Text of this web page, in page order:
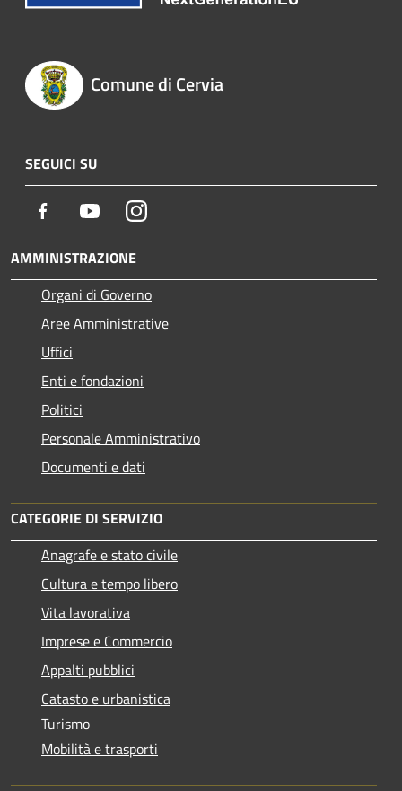
Comune di Cervia
SEGUICI SU
Facebook YoutubeInstagram
AMMINISTRAZIONE
Organi di Governo
Aree Amministrative
Uffici
Enti e fondazioni
Politici
Personale Amministrativo
Documenti e dati
CATEGORIE DI SERVIZIO
Anagrafe e stato civile
Cultura e tempo libero
Vita lavorativa
Imprese e Commercio
Appalti pubblici
Catasto e urbanistica
Turismo
Mobilità e trasporti